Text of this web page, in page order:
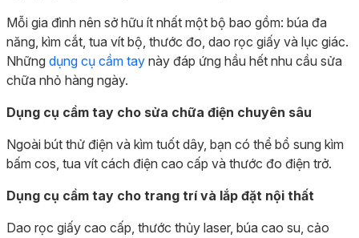
Mỗi gia đình nên sở hữu ít nhất một bộ bao gồm: búa đa
năng, kìm cắt, tua vít bộ, thước đo, dao rọc giấy và lục giác.
Những dụng cụ cầm tay này đáp ứng hầu hết nhu cầu sửa
chữa nhỏ hàng ngày.
Dụng cụ cầm tay cho sửa chữa điện chuyên sâu
Ngoài bút thử điện và kìm tuốt dây, bạn có thể bổ sung kìm
bấm cos, tua vít cách điện cao cấp và thước đo điện trở.
Dụng cụ cầm tay cho trang trí và lắp đặt nội thất
Dao rọc giấy cao cấp, thước thủy laser, búa cao su, cảo